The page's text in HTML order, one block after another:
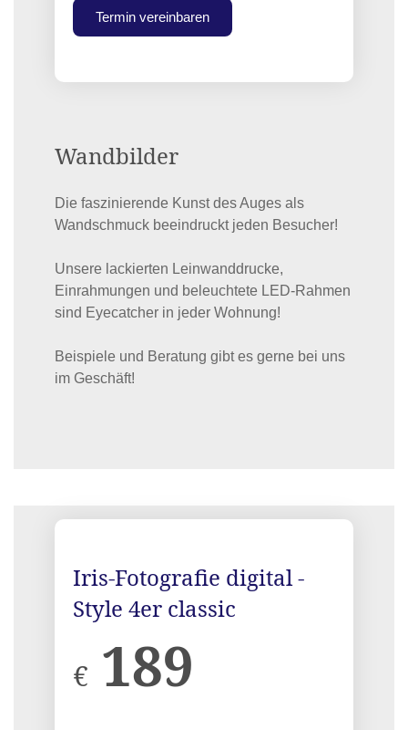
Wandbilder
Die faszinierende Kunst des Auges als
Wandschmuck beeindruckt jeden Besucher!
Unsere lackierten Leinwanddrucke,
Einrahmungen und beleuchtete LED-Rahmen
sind Eyecatcher in jeder Wohnung!
Beispiele und Beratung gibt es gerne bei uns
im Geschäft!
Termin vereinbaren
Iris-Fotografie digital -
Style 4er classic
€ 189